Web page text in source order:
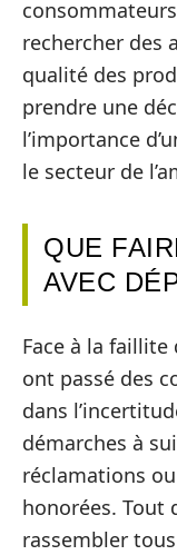
rechercher des
qualité des
prendre une
l’importance
le secteur de
QUE
AVEC
Face à la faillite
ont passé des
dans
démarches à
réclamations
honorées. Tout
rassembler